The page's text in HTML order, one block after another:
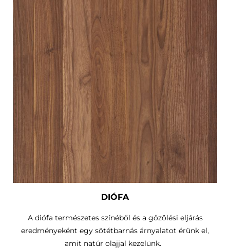
DIÓFA
A diófa természetes színéből és a gőzölési eljárás
eredményeként egy sötétbarnás árnyalatot érünk el,
amit natúr olajjal kezelünk.